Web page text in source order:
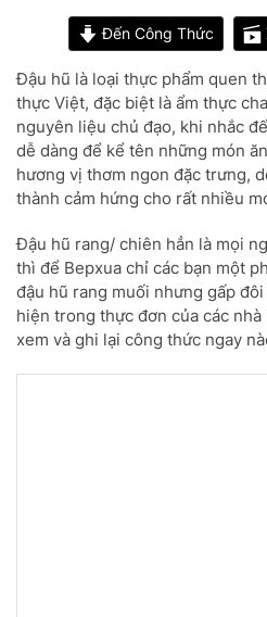
Đến Công Thức
Đậu hũ là loại thực phẩm quen
thực Việt, đặc biệt là ẩm thực
nguyên liệu chủ đạo, khi nhắc
dễ dàng để kể tên những món
hương vị thơm ngon đặc trưng,
thành cảm hứng cho rất nhiều
Đậu hũ rang/ chiên hẳn là mọi
thì để Bepxua chỉ các bạn một
đậu hũ rang muối nhưng gấp
hiện trong thực đơn của các nhà
xem và ghi lại công thức ngay